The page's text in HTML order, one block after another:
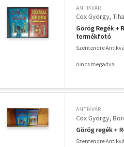
ANTIKVÁR
Cox György
Görög Regék +
termékfotó
Szentendre
nincs megadva
ANTIKVÁR
Cox György
Görög regék +
Szentendre